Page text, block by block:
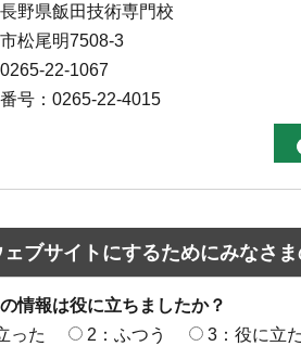
野県飯田技術専門校
松尾明7508-3
22-1067
号：0265-22-4015
ェブサイトにするためにみなさ
情報は役に立ちましたか？
った
2：ふつう 3：役に立